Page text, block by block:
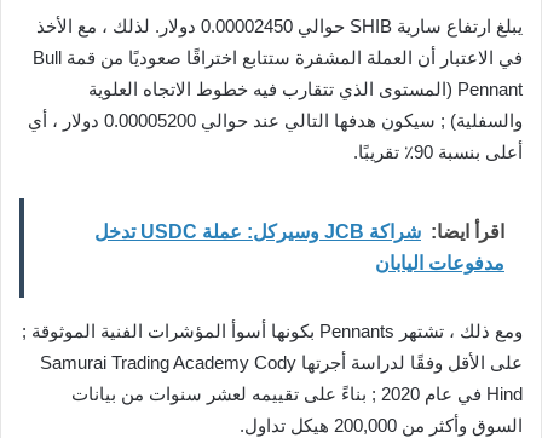
يبلغ ارتفاع سارية SHIB حوالي 0.00002450 دولار. لذلك ، مع الأخذ
في الاعتبار أن العملة المشفرة ستتابع اختراقًا صعوديًا من قمة Bull
Pennant (المستوى الذي تتقارب فيه خطوط الاتجاه العلوية
والسفلية) ; سيكون هدفها التالي عند حوالي 0.00005200 دولار ، أي
أعلى بنسبة 90٪ تقريبًا.
اقرأ ايضا:
شراكة JCB وسيركل: عملة USDC تدخل
مدفوعات اليابان
ومع ذلك ، تشتهر Pennants بكونها أسوأ المؤشرات الفنية الموثوقة ;
على الأقل وفقًا لدراسة أجرتها Samurai Trading Academy Cody
Hind في عام 2020 ; بناءً على تقييمه لعشر سنوات من بيانات
السوق وأكثر من 200,000 هيكل تداول.